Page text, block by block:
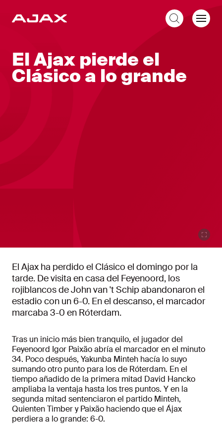
El Ajax pierde el
Clásico a lo grande
El Ajax ha perdido el Clásico el domingo por la
tarde. De visita en casa del Feyenoord, los
rojiblancos de John van 't Schip abandonaron el
estadio con un 6-0. En el descanso, el marcador
marcaba 3-0 en Róterdam.
Tras un inicio más bien tranquilo, el jugador del
Feyenoord Igor Paixão abría el marcador en el minuto
34. Poco después, Yakunba Minteh hacía lo suyo
sumando otro punto para los de Róterdam. En el
tiempo añadido de la primera mitad David Hancko
ampliaba la ventaja hasta los tres puntos. Y en la
segunda mitad sentenciaron el partido Minteh,
Quienten Timber y Paixão haciendo que el Ájax
perdiera a lo grande: 6-0.